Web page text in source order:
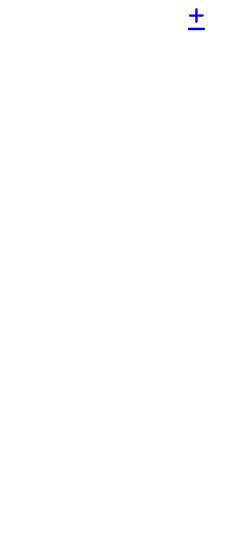
+
+
+
+
+
+
+
+
+